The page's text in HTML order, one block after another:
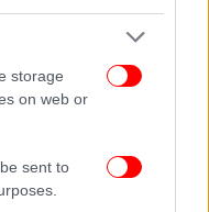
storage
on web or
sent to
που είναι 2